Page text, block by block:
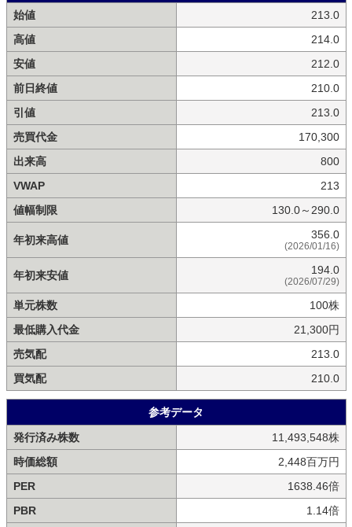
始値
213.0
高値
214.0
安値
212.0
前日終値
210.0
引値
213.0
売買代金
170,300
出来高
800
VWAP
213
値幅制限
130.0～290.0
年初来高値 356.0
(2026/01/16)
年初来安値 194.0
(2026/07/29)
単元株数
100株
最低購入代金
21,300円
売気配
213.0
買気配
210.0
参考データ
発行済み株数
11,493,548株
時価総額
2,448百万円
PER
1638.46倍
PBR
1.14倍